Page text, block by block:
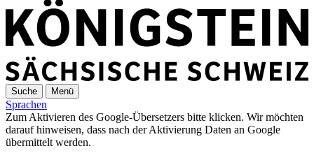
Suche Menü
Sprachen
Zum Aktivieren des Google-Übersetzers bitte klicken. Wir möchten
darauf hinweisen, dass nach der Aktivierung Daten an Google
übermittelt werden.